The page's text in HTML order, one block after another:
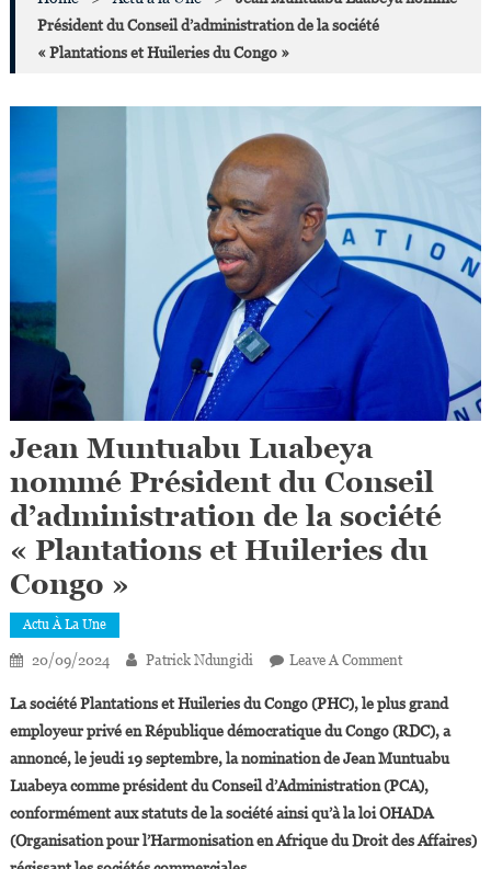
Président du Conseil d’administration de la société
« Plantations et Huileries du Congo »
Jean Muntuabu Luabeya
nommé Président du Conseil
d’administration de la société
« Plantations et Huileries du
Congo »
Actu À La Une
20/09/2024 Patrick Ndungidi Leave A CommentOn
Muntuabu
Luabeya
Nommé
Président
Du
Conseil
La société Plantations et Huileries du Congo (PHC), le plus grand
employeur privé en République démocratique du Congo (RDC), a
annoncé, le jeudi 19 septembre, la nomination de Jean Muntuabu
Luabeya comme président du Conseil d’Administration (PCA),
conformément aux statuts de la société ainsi qu’à la loi OHADA
(Organisation pour l’Harmonisation en Afrique du Droit des Affaires)